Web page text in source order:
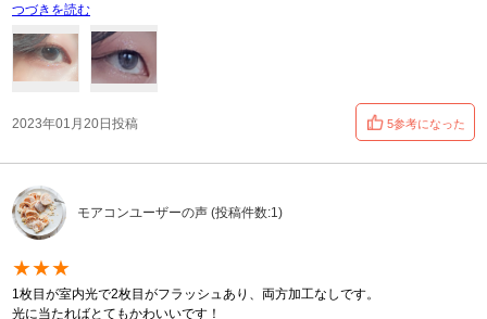
つづきを読む
2023年01月20日投稿 5参考になった
モアコンユーザーの声 (投稿件数:1)
★★★
1枚目が室内光で2枚目がフラッシュあり、両方加工なしです。
光に当たればとてもかわいいです！